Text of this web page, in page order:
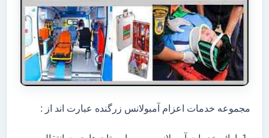
مجموعه خدمات اعزام آمبولانس زرگنده عبارت اند از :